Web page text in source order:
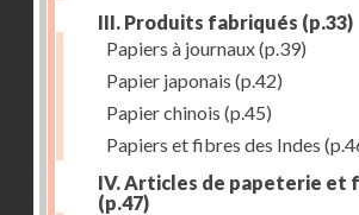
III. Produits fabriqués (p.33)
Papiers à journaux(p.39)
Papier japonais (p.42)
Papier chinois (p.45)
Papiers et fibres des Indes
IV. Articles de papeterie et
(p.47)